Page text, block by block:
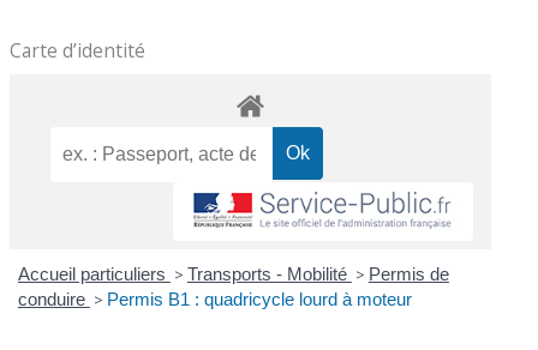
Carte d’identité
Accueil particuliers > Transports - Mobilité > Permis de
conduire > Permis B1 : quadricycle lourd à moteur